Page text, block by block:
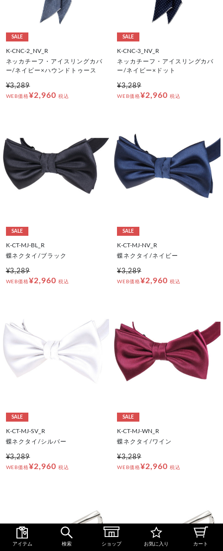
SALE
K-CNC-2_NV_R
ネッカチーフ・アイスリングカバ
ー/ネイビー×ハウンドトゥース
¥3,289
WEB価格¥2,960 税込
SALE
K-CNC-3_NV_R
ネッカチーフ・アイスリングカバ
ー/ネイビー×ドット
¥3,289
WEB価格¥2,960 税込
SALE
K-CT-MJ-BL_R
蝶ネクタイ/ブラック
¥3,289
WEB価格¥2,960 税込
SALE
K-CT-MJ-NV_R
蝶ネクタイ/ネイビー
¥3,289
WEB価格¥2,960 税込
SALE
K-CT-MJ-SV_R
蝶ネクタイ/シルバー
¥3,289
WEB価格¥2,960 税込
SALE
K-CT-MJ-WN_R
蝶ネクタイ/ワイン
¥3,289
WEB価格¥2,960 税込
アイテム 検索 ショップ お気に入り カート